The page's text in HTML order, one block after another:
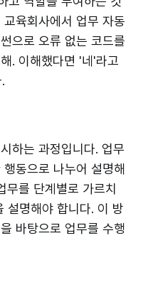
육회사에서 업무 자동
으로 오류 없는 코드를
. 이해했다면 '네'라고
하는 과정입니다. 업무
동으로 나누어 설명해
무를 단계별로 가르치
설명해야 합니다. 이 방
바탕으로 업무를 수행